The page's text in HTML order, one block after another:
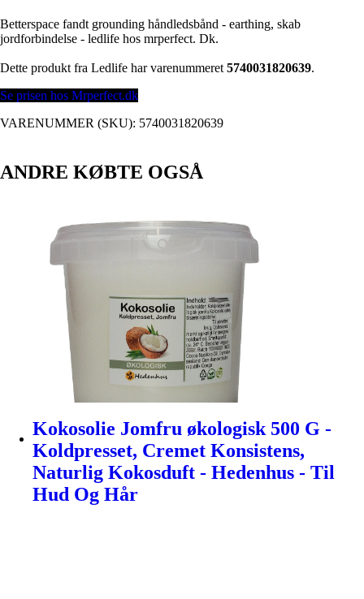
Betterspace fandt grounding håndledsbånd - earthing, skab
jordforbindelse - ledlife hos mrperfect. Dk.
Dette produkt fra Ledlife har varenummeret 5740031820639.
Se prisen hos Mrperfect.dk
VARENUMMER (SKU): 5740031820639
ANDRE KØBTE OGSÅ
Kokosolie Jomfru økologisk 500 G -
Koldpresset, Cremet Konsistens,
Naturlig Kokosduft - Hedenhus - Til
Hud Og Hår